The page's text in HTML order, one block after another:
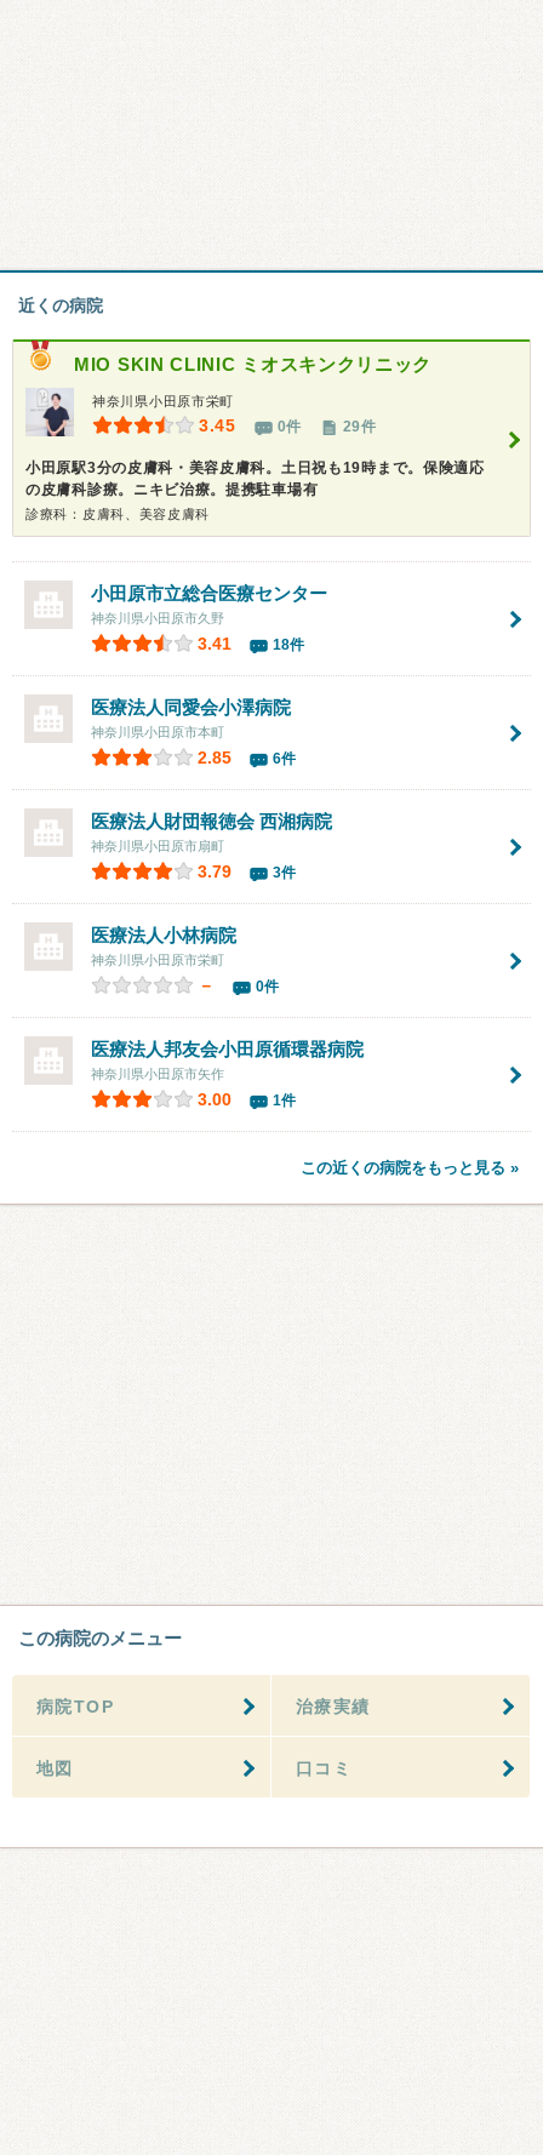
近くの病院
MIO SKIN CLINIC ミオスキンクリニック
神奈川県小田原市栄町
3.45 0件 29件
小田原駅3分の皮膚科・美容皮膚科。土日祝も19時まで。保険適応
の皮膚科診療。ニキビ治療。提携駐車場有
診療科：皮膚科、美容皮膚科
小田原市立総合医療センター
神奈川県小田原市久野
3.41 18件
医療法人同愛会小澤病院
神奈川県小田原市本町
2.85 6件
医療法人財団報徳会 西湘病院
神奈川県小田原市扇町
3.79 3件
医療法人小林病院
神奈川県小田原市栄町
－ 0件
医療法人邦友会小田原循環器病院
神奈川県小田原市矢作
3.00 1件
この近くの病院をもっと見る »
この病院のメニュー
病院TOP 治療実績
地図 口コミ